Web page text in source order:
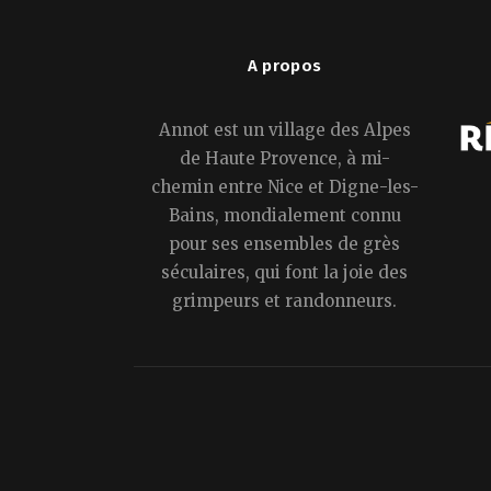
A propos
Annot est un village des Alpes
de Haute Provence, à mi-
chemin entre Nice et Digne-les-
Bains, mondialement connu
pour ses ensembles de grès
séculaires, qui font la joie des
grimpeurs et randonneurs.